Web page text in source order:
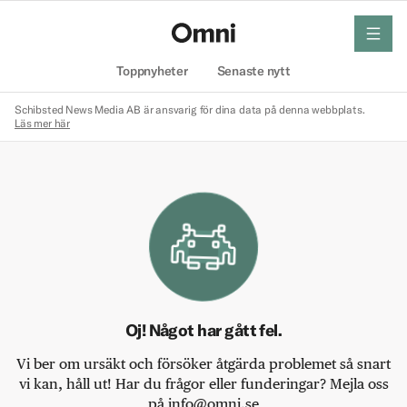
Toppnyheter Senaste nytt
meny
Schibsted News Media AB är ansvarig för dina data på denna webbplats.
Läs mer här
Oj! Något har gått fel.
Vi ber om ursäkt och försöker åtgärda problemet så snart
vi kan, håll ut! Har du frågor eller funderingar? Mejla oss